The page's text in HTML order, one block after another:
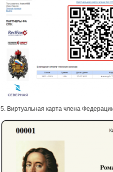
5. Виртуальная карта члена